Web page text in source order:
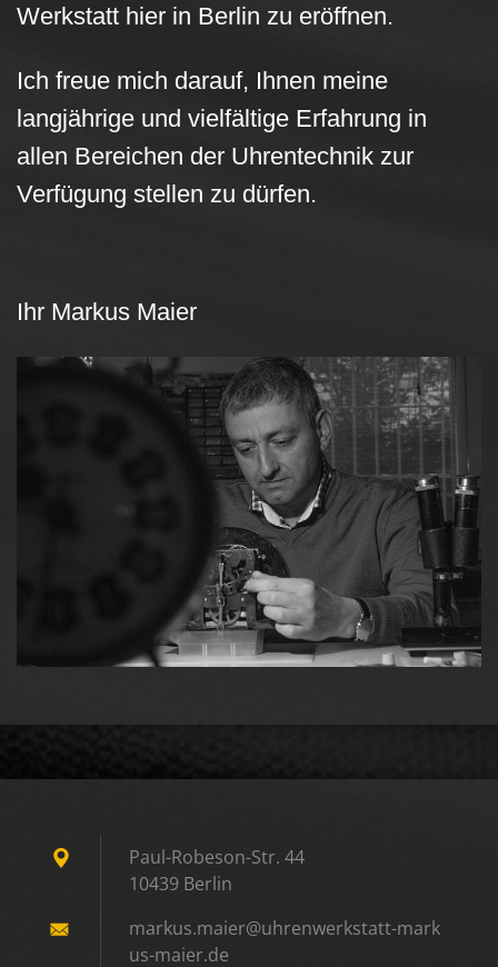
Werkstatt hier in Berlin zu eröffnen.
Ich freue mich darauf, Ihnen meine
langjährige und vielfältige Erfahrung in
allen Bereichen der Uhrentechnik zur
Verfügung stellen zu dürfen.
Ihr Markus Maier
Paul-Robeson-Str. 44
10439 Berlin
markus.maier@uhrenwerkstatt-mark
us-maier.de